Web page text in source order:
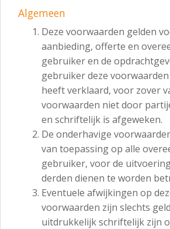
Algemeen
Deze voorwaarden gelden
aanbieding, offerte en
gebruiker en de
gebruiker deze
heeft verklaard, voor zover
voorwaarden niet door
en schriftelijk is afgeweken.
De onderhavige
van toepassing op alle
gebruiker, voor de
derden dienen te worden
Eventuele afwijkingen op
voorwaarden zijn slechts
uitdrukkelijk schriftelijk zijn